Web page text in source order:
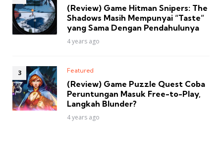
(Review) Game Hitman Snipers: The
Shadows Masih Mempunyai “Taste”
yang Sama Dengan Pendahulunya
4 years ago
Featured
(Review) Game Puzzle Quest Coba
Peruntungan Masuk Free-to-Play,
Langkah Blunder?
4 years ago